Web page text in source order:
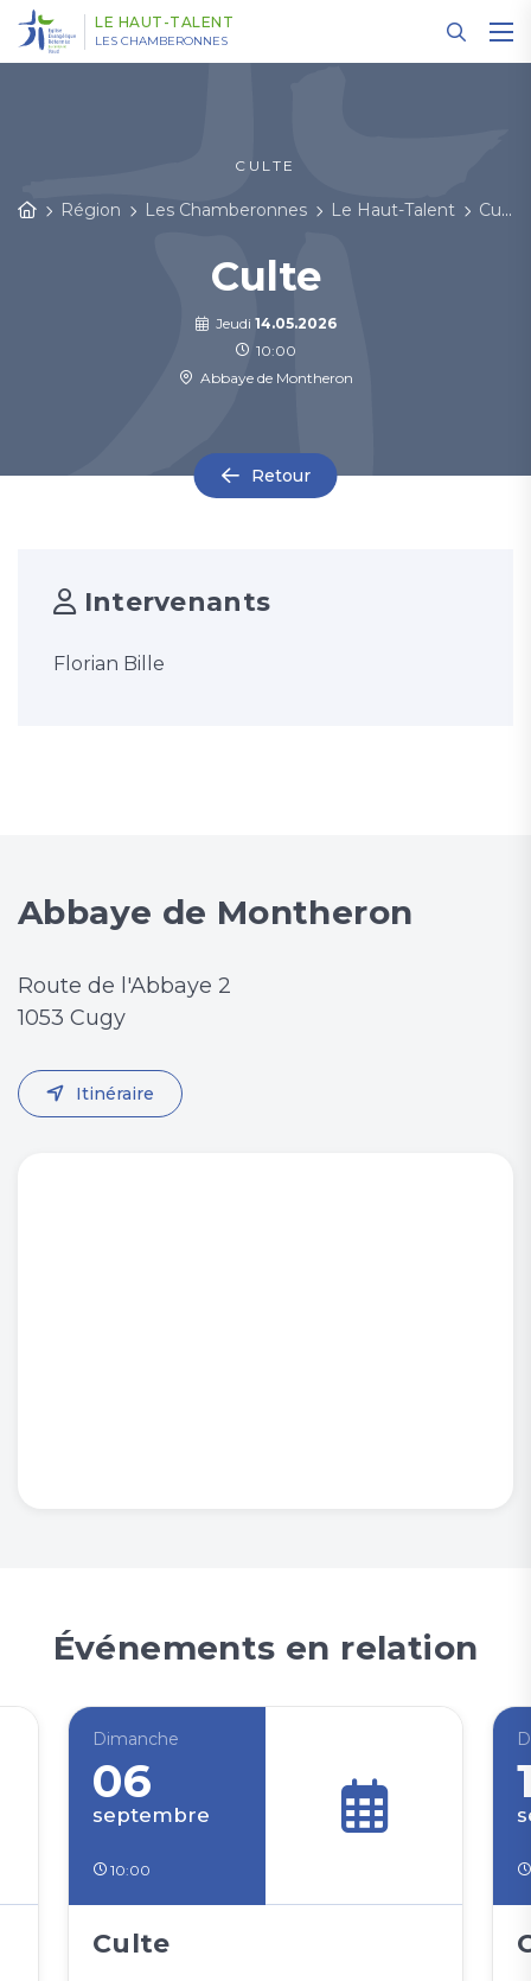
LE HAUT-TALENT
LES CHAMBERONNES
CULTE
Région Les Chamberonnes Le Haut-Talent Cultes et événements
Culte
Jeudi 14.05.2026
10:00
Abbaye de Montheron
Retour
Intervenants
Florian Bille
Abbaye de Montheron
Route de l'Abbaye 2
1053 Cugy
Itinéraire
Événements en relation
Dimanche
06
septembre
10:00
Culte
Panneau de gestion des cookies